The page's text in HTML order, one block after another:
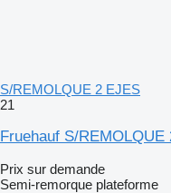
S/REMOLQUE 2 EJES
21
Fruehauf S/REMOLQUE
Prix sur demande
Semi-remorque plateforme